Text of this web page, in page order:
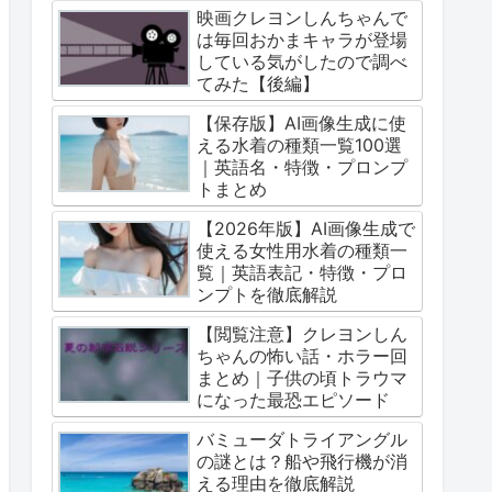
映画クレヨンしんちゃんで
は毎回おかまキャラが登場
している気がしたので調べ
てみた【後編】
【保存版】AI画像生成に使
える水着の種類一覧100選
｜英語名・特徴・プロンプ
トまとめ
【2026年版】AI画像生成で
使える女性用水着の種類一
覧｜英語表記・特徴・プロ
ンプトを徹底解説
【閲覧注意】クレヨンしん
ちゃんの怖い話・ホラー回
まとめ｜子供の頃トラウマ
になった最恐エピソード
バミューダトライアングル
の謎とは？船や飛行機が消
える理由を徹底解説